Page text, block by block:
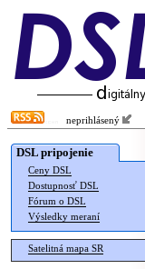
neprihlásený
DSL pripojenie
Ceny DSL
Dostupnosť DSL
Fórum o DSL
Výsledky meraní
Satelitná mapa SR